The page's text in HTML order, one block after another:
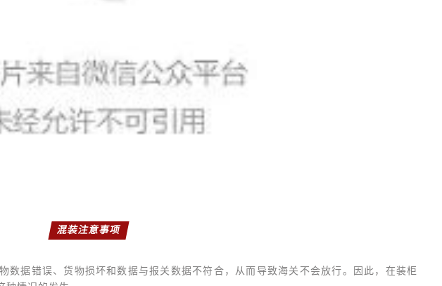
混装注意事项
数据错误、货物损坏和数据与报关数据不符合，从而导致海关不会放行。因此，在装柜